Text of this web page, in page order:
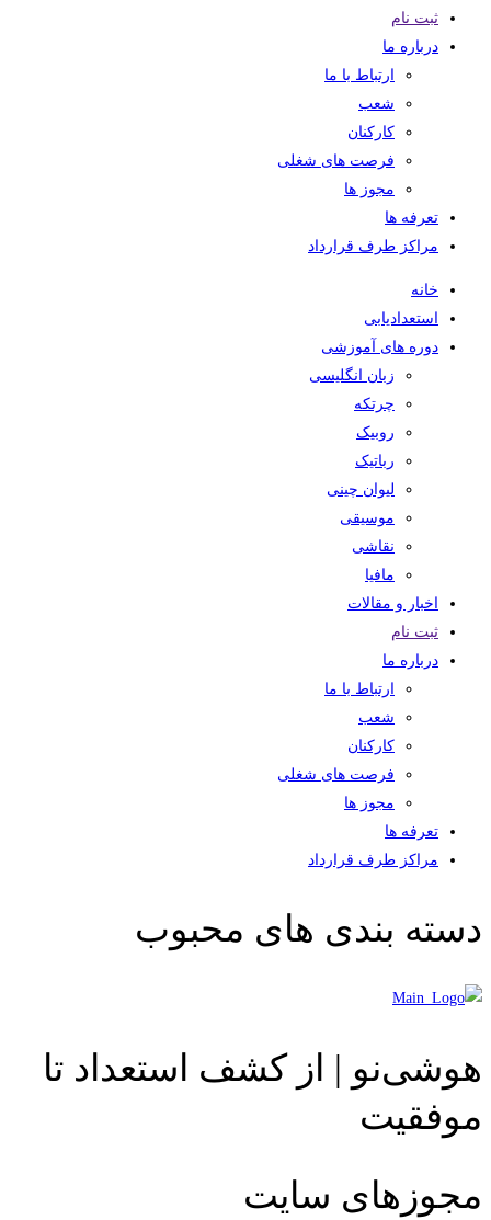
ثبت نام
درباره ما
ارتباط با ما
شعب
کارکنان
فرصت های شغلی
مجوز ها
تعرفه ها
مراکز طرف قرارداد
خانه
استعدادیابی
دوره های آموزشی
زبان انگلیسی
چرتکه
روبیک
رباتیک
لیوان چینی
موسیقی
نقاشی
مافیا
اخبار و مقالات
ثبت نام
درباره ما
ارتباط با ما
شعب
کارکنان
فرصت های شغلی
مجوز ها
تعرفه ها
مراکز طرف قرارداد
دسته بندی های محبوب
هوشی‌نو | از کشف استعداد تا
موفقیت
مجوزهای سایت